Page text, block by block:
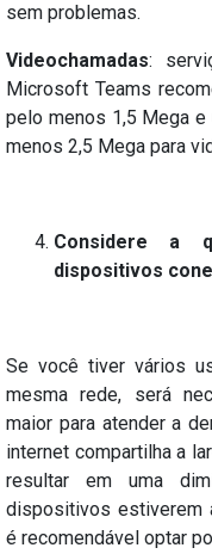
sem problemas.
Videochamadas:
Microsoft Teams
pelo menos 1,5 Mega
menos 2,5 Mega para
Considere a
dispositivos
Se você tiver vários
mesma rede, será
maior para atender a
internet compartilha a
resultar em uma
dispositivos estiverem
é recomendável optar